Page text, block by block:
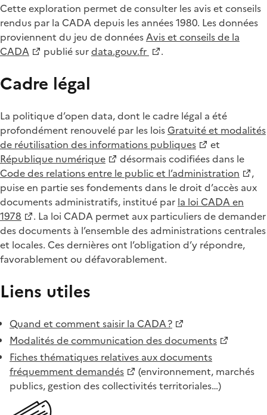
Cette exploration permet de consulter les avis et conseils
rendus par la CADA depuis les années 1980. Les données
proviennent du jeu de donnéesAvis et conseils de la
CADA
publié surdata.gouv.fr .
Cadre légal
La politique d’open data, dont le cadre légal a été
profondément renouvelé par les loisGratuité et modalités
de réutilisation des informations publiques
et
République numérique
désormais codifiées dans le
Code des relations entre le public et l’administration
,
puise en partie ses fondements dans le droit d’accès aux
documents administratifs, institué par la loi CADA en
1978
. La loi CADA permet aux particuliers de demander
des documents à l’ensemble des administrations centrales
et locales. Ces dernières ont l’obligation d’y répondre,
favorablement ou défavorablement.
Liens utiles
Quand et comment saisir la CADA ?
Modalités de communication des documents
Fiches thématiques relatives aux documents
fréquemment demandés
(environnement, marchés
publics, gestion des collectivités territoriales…)